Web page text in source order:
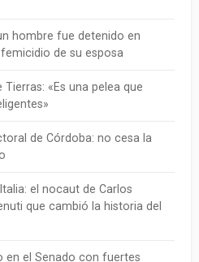
hombre fue detenido en
de su esposa
Tierras: «Es una pelea que
de Córdoba: no cesa la
el nocaut de Carlos
que cambió la historia del
en el Senado con fuertes